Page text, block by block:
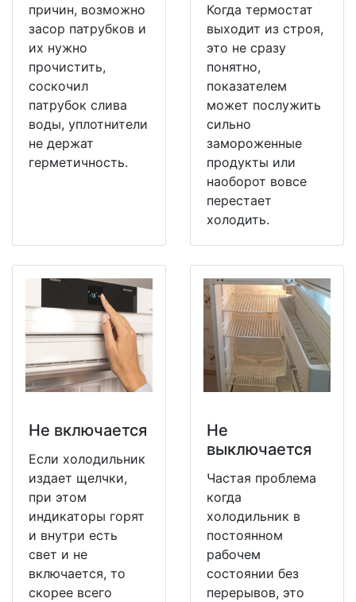
причин, возможно
засор патрубков и
их нужно
прочистить,
соскочил
патрубок слива
воды, уплотнители
не держат
герметичность.
Когда термостат
выходит из строя,
это не сразу
понятно,
показателем
может послужить
сильно
замороженные
продукты или
наоборот вовсе
перестает
холодить.
Не включается
Если холодильник
издает щелчки,
при этом
индикаторы горят
и внутри есть
свет и не
включается, то
скорее всего
Не
выключается
Частая проблема
когда
холодильник в
постоянном
рабочем
состоянии без
перерывов, это